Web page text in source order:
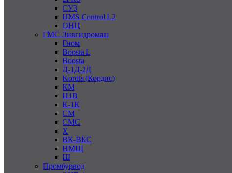
СУЗ
HMS Control L2
ОНЦ
ГМС Ливгидромаш
Гном
Boosta L
Boosta
Д-1Д-2Д
Kordis (Кордис)
КМ
Н1В
К-1К
СМ
СМС
Х
ВК-ВКС
НМШ
Ш
Промбурвод